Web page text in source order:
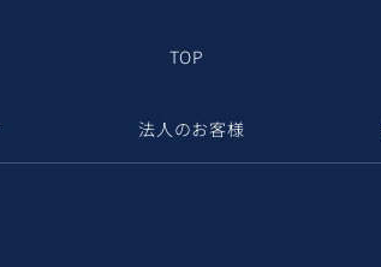
TOP
法人のお客様